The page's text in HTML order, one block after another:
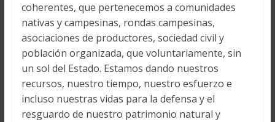
coherentes, que pertenecemos a comunidades
nativas y campesinas, rondas campesinas,
asociaciones de productores, sociedad civil y
población organizada, que voluntariamente, sin
un sol del Estado. Estamos dando nuestros
recursos, nuestro tiempo, nuestro esfuerzo e
incluso nuestras vidas para la defensa y el
resguardo de nuestro patrimonio natural y